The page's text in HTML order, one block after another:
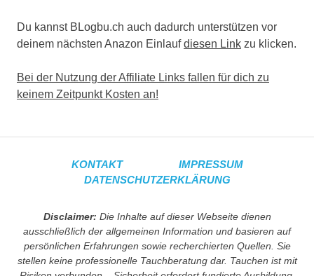
Du kannst BLogbu.ch auch dadurch unterstützen vor
deinem nächsten Anazon Einlaufdiesen Link zu klicken.
Bei der Nutzung der Affiliate Links fallen für dich zu
keinem Zeitpunkt Kosten an!
KONTAKT
IMPRESSUM
DATENSCHUTZERKLÄRUNG
Disclaimer: Die Inhalte auf dieser Webseite dienen
ausschließlich der allgemeinen Information und basieren auf
persönlichen Erfahrungen sowie recherchierten Quellen. Sie
stellen keine professionelle Tauchberatung dar. Tauchen ist mit